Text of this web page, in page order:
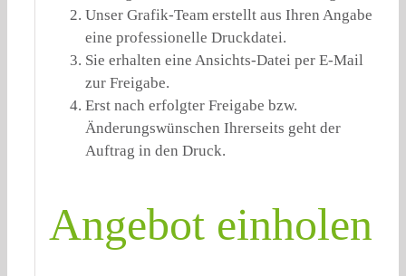
Unser Grafik-Team erstellt aus Ihren Angaben
eine professionelle Druckdatei.
Sie erhalten eine Ansichts-Datei per E-Mail
zur Freigabe.
Erst nach erfolgter Freigabe bzw.
Änderungswünschen Ihrerseits geht der
Auftrag in den Druck.
Angebot einholen: